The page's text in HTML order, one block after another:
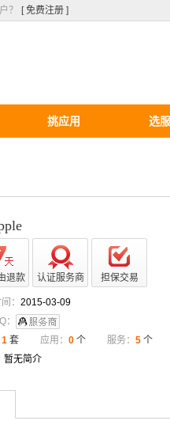
？ [ 免费注册 ]
挑应用 选
退款 认证服务商 担保交易
： 2015-03-09
：
1 套 应用： 0 个 服务： 5 个
暂无简介